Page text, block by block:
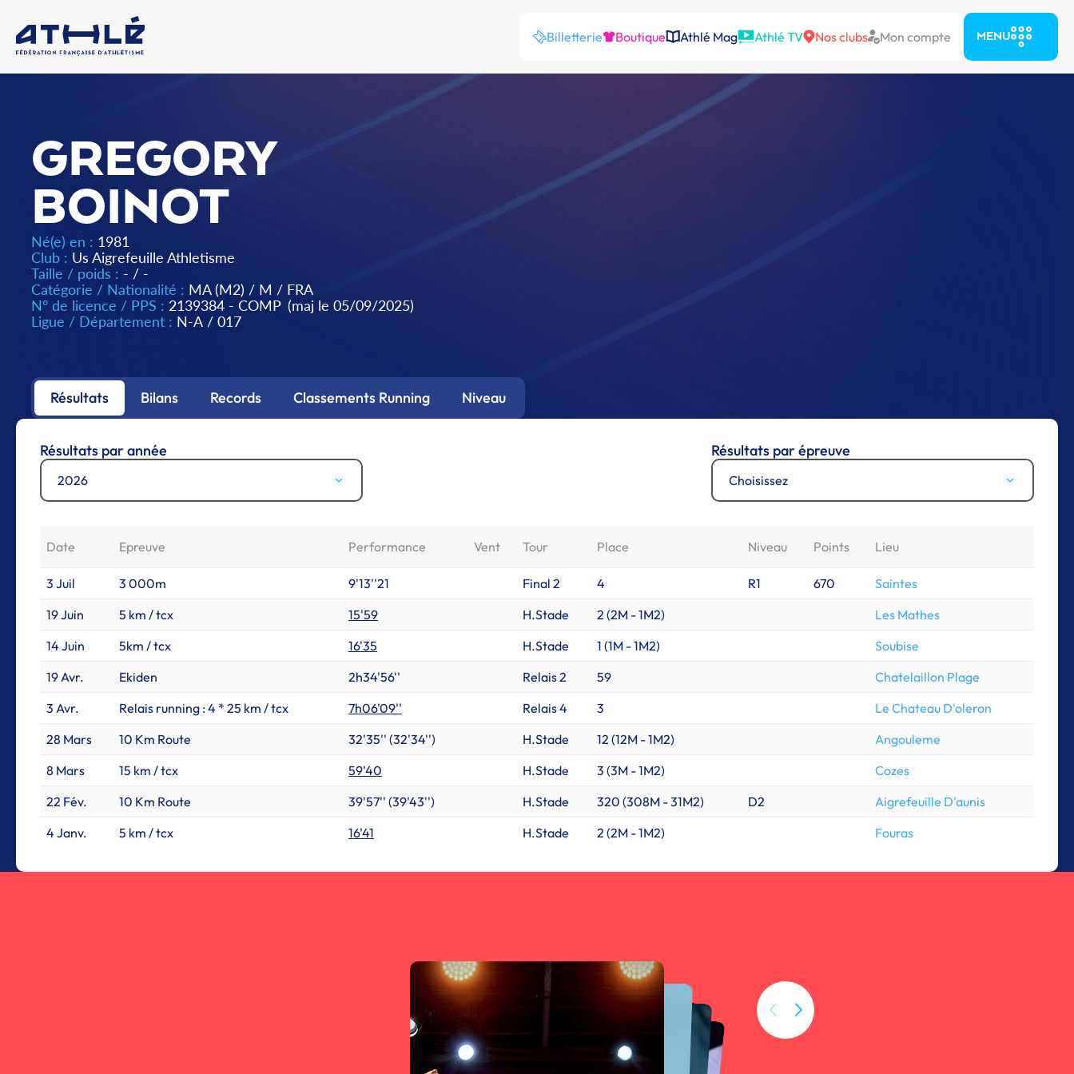
Billetterie Boutique Athlé Mag Athlé TV Nos clubs Mon compte MENU
GREGORY
BOINOT
Né(e) en : 1981
Club : Us Aigrefeuille Athletisme
Taille / poids : - / -
Catégorie / Nationalité : MA (M2) / M / FRA
N° de licence / PPS : 2139384 - COMP (maj le 05/09/2025)
Ligue / Département : N-A / 017
Résultats Bilans Records Classements Running Niveau
Résultats par année
2026
Résultats par épreuve
Choisissez
Date Epreuve Performance Vent Tour Place Niveau Points Lieu
3 Juil 3 000m 9'13''21 Final 2 4 R1 670
Saintes
19 Juin
5 km / tcx 15'59 H.Stade 2 (2M -1M2)
Les Mathes
14 Juin
5km / tcx 16'35 H.Stade 1 (1M -1M2)
Soubise
19 Avr.
Ekiden 2h34'56'' Relais 2 59
Chatelaillon Plage
3 Avr.
Relais running : 4 * 25 km / tcx 7h06'09'' Relais 4 3
Le Chateau D'oleron
28 Mars
10 Km Route 32'35'' (32'34'') H.Stade 12 (12M -1M2)
Angouleme
8 Mars
15 km / tcx 59'40 H.Stade 3 (3M -1M2)
Cozes
22 Fév.
10 Km Route 39'57'' (39'43'') H.Stade 320 (308M -31M2) D2
Aigrefeuille D'aunis
4 Janv.
5 km / tcx 16'41 H.Stade 2 (2M -1M2) Fouras